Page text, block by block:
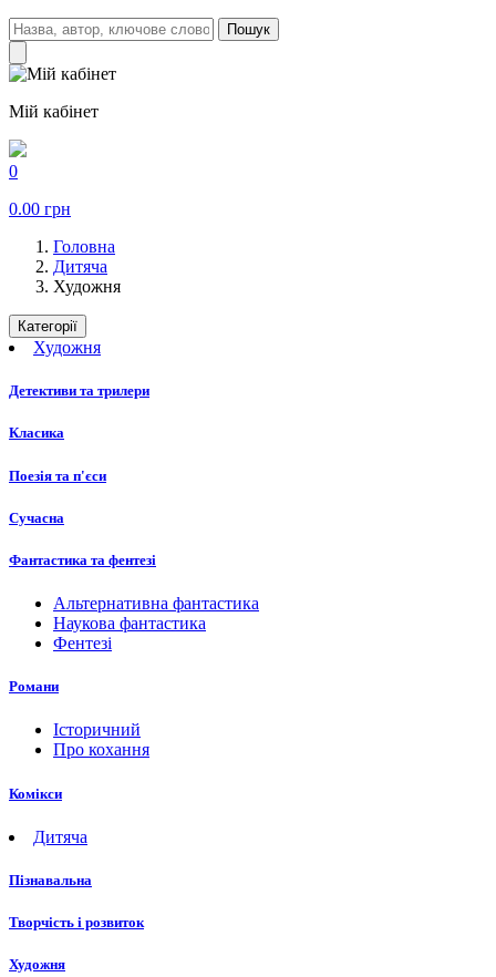
Пошук
Мій кабінет
0
0.00 грн
Головна
Дитяча
Художня
Категорії
Художня
Детективи та трилери
Класика
Поезія та п'єси
Сучасна
Фантастика та фентезі
Альтернативна фантастика
Наукова фантастика
Фентезі
Романи
Історичний
Про кохання
Комікси
Дитяча
Пізнавальна
Творчість і розвиток
Художня